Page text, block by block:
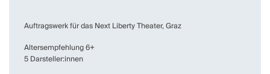
reimenden Sprachwitz thematisiert Till Wiebel, was
passiert, wenn die Welt Eulenspiegel nicht ertragen will,
und enthüllt dabei auch die melancholische Wahrheit
hinter der Schelmenmaske.
Auftragswerk für das Next Liberty Theater, Graz
Altersempfehlung 6+
5 Darsteller:innen